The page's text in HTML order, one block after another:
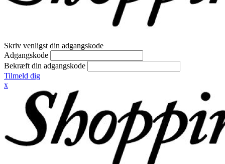
Skriv venligst din adgangskode
Adgangskode
Bekræft din adgangskode
Tilmeld dig
x